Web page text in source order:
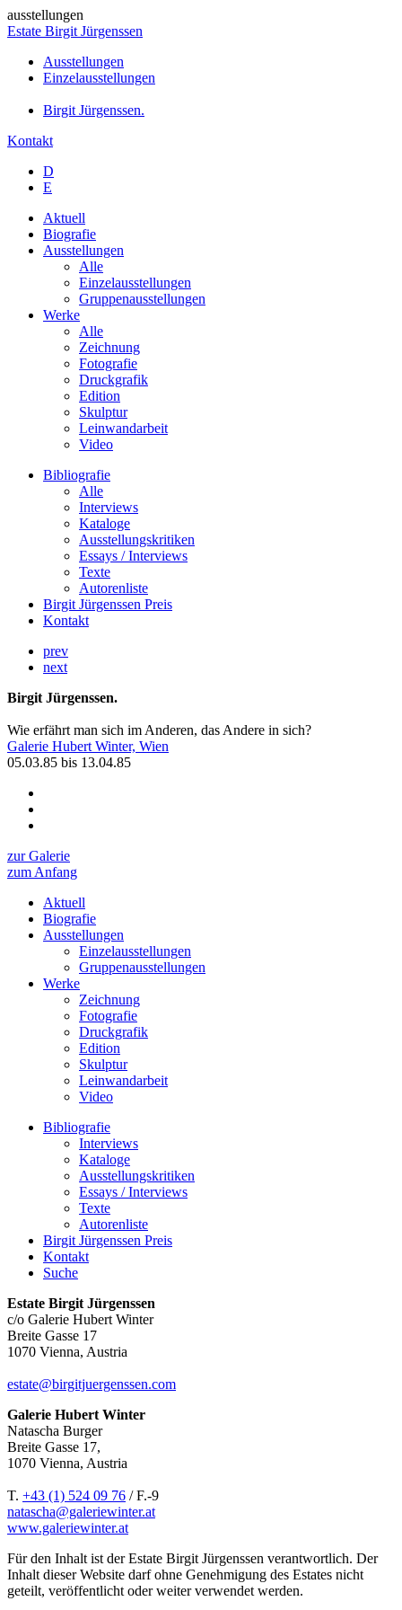
ausstellungen
Estate Birgit Jürgenssen
Ausstellungen
Einzelausstellungen
Birgit Jürgenssen.
Kontakt
D
E
Aktuell
Biografie
Ausstellungen
Alle
Einzelausstellungen
Gruppenausstellungen
Werke
Alle
Zeichnung
Fotografie
Druckgrafik
Edition
Skulptur
Leinwandarbeit
Video
Bibliografie
Alle
Interviews
Kataloge
Ausstellungskritiken
Essays / Interviews
Texte
Autorenliste
Birgit Jürgenssen Preis
Kontakt
prev
next
Birgit Jürgenssen.
Wie erfährt man sich im Anderen, das Andere in sich?
Galerie Hubert Winter, Wien
05.03.85 bis 13.04.85
zur Galerie
zum Anfang
Aktuell
Biografie
Ausstellungen
Einzelausstellungen
Gruppenausstellungen
Werke
Zeichnung
Fotografie
Druckgrafik
Edition
Skulptur
Leinwandarbeit
Video
Bibliografie
Interviews
Kataloge
Ausstellungskritiken
Essays / Interviews
Texte
Autorenliste
Birgit Jürgenssen Preis
Kontakt
Suche
Estate Birgit Jürgenssen
c/o Galerie Hubert Winter
Breite Gasse 17
1070 Vienna, Austria
estate@birgitjuergenssen.com
Galerie Hubert Winter
Natascha Burger
Breite Gasse 17,
1070 Vienna, Austria
T. +43 (1) 524 09 76 / F.-9
natascha@galeriewinter.at
www.galeriewinter.at
Für den Inhalt ist der Estate Birgit Jürgenssen verantwortlich. Der
Inhalt dieser Website darf ohne Genehmigung des Estates nicht
geteilt, veröffentlicht oder weiter verwendet werden.